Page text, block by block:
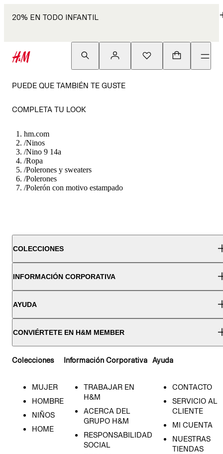
20% EN TODO INFANTIL
PUEDE QUE TAMBIÉN TE GUSTE
COMPLETA TU LOOK
hm.com
/Ninos
/Nino 9 14a
/Ropa
/Polerones y sweaters
/Polerones
/Polerón con motivo estampado
COLECCIONES
INFORMACIÓN CORPORATIVA
AYUDA
CONVIÉRTETE EN H&M MEMBER
Colecciones
MUJER
HOMBRE
NIÑOS
HOME
Información Corporativa
TRABAJAR EN
H&M
ACERCA DEL
GRUPO H&M
RESPONSABILIDAD
SOCIAL
Ayuda
CONTACTO
SERVICIO AL
CLIENTE
MI CUENTA
NUESTRAS
TIENDAS